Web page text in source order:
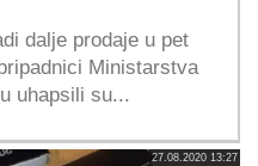
dalje prodaje u pet
Ministarstva
uhapsili su...
27.08.2020 13:27